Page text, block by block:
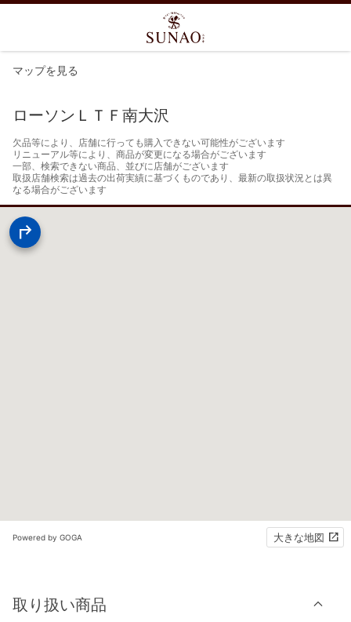
マップを見る
ローソンＬＴＦ南大沢
欠品等により、店舗に行っても購入できない可能性がございます
リニューアル等により、商品が変更になる場合がございます
一部、検索できない商品、並びに店舗がございます
取扱店舗検索は過去の出荷実績に基づくものであり、最新の取扱状況とは異
なる場合がございます
Powered by GOGA 大きな地図
取り扱い商品